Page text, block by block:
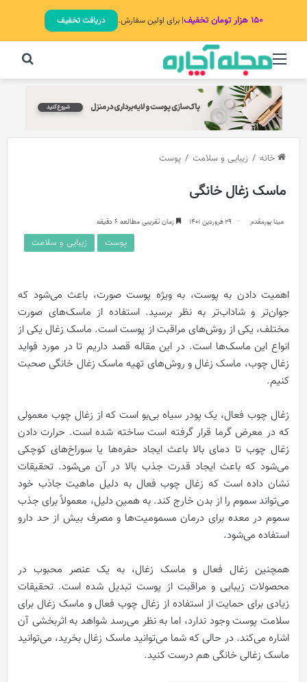
۱۵۰ هزار تومان تخفیف | برای اولین سفارش. دریافت تخفیف
منو
خانه / زیبایی و سلامت / پوست
ماسک زغال خانگی
مینا پورمقدم 29 فروردین 1401 زمان تقریبی مطالعه 6 دقیقه
پوست زیبایی و سلامت
اهمیت دادن به پوست، به ویژه پوست صورت، باعث می‌شود که
جوان‌تر و شاداب‌تر به نظر برسید. استفاده از ماسک‌های صورت
مختلف، یکی از روش‌های مراقبت از پوست است. ماسک زغال یکی از
انواع این ماسک‌ها است. در این مقاله قصد داریم تا در مورد فواید
زغال چوب، ماسک زغال و روش‌های تهیه ماسک زغال خانگی صحبت
کنیم.
زغال چوب فعال، یک پودر سیاه بی‌بو است که از زغال چوب معمولی
که در معرض گرما قرار گرفته است ساخته شده است. حرارت دادن
زغال چوب تا دمای بالا باعث ایجاد حفره‌ها یا سوراخ‌های کوچکی
می‌شود که باعث ایجاد قدرت جذب بالا در آن می‌شود. تحقیقات
نشان داده است که زغال چوب فعال به دلیل ماهیت جاذب خود
می‌تواند سموم را از بدن خارج کند. به همین دلیل، معمولاً برای جذب
سموم در معده برای درمان مسمومیت‌ها و مصرف بیش از حد دارو
استفاده می‌شود.
همچنین زغال فعال و ماسک زغال، به یک عنصر محبوب در
محصولات زیبایی و مراقبت از پوست تبدیل شده است. تحقیقات
زیادی برای حمایت از استفاده از زغال چوب فعال و ماسک زغال برای
سلامت پوست وجود ندارد، اما به نظر می‌رسد شواهد به اثربخشی آن
اشاره می‌کند. در حالی که شما می‌توانید ماسک‌ زغال بخرید، می‌توانید
ماسک زغالی خانگی هم درست کنید.